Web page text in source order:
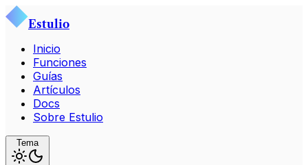
Estulio
Inicio
Funciones
Guías
Artículos
Docs
Sobre Estulio
Tema